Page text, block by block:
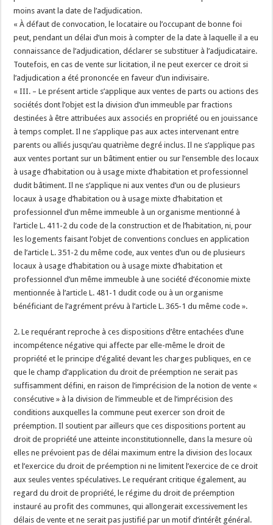
moins avant la date de l’adjudication.
« À défaut de convocation, le locataire ou l’occupant de bonne foi
peut, pendant un délai d’un mois à compter de la date à laquelle il a eu
connaissance de l’adjudication, déclarer se substituer à l’adjudicataire.
Toutefois, en cas de vente sur licitation, il ne peut exercer ce droit si
l’adjudication a été prononcée en faveur d’un indivisaire.
« III. – Le présent article s’applique aux ventes de parts ou actions des
sociétés dont l’objet est la division d’un immeuble par fractions
destinées à être attribuées aux associés en propriété ou en jouissance
à temps complet. Il ne s’applique pas aux actes intervenant entre
parents ou alliés jusqu’au quatrième degré inclus. Il ne s’applique pas
aux ventes portant sur un bâtiment entier ou sur l’ensemble des locaux
à usage d’habitation ou à usage mixte d’habitation et professionnel
dudit bâtiment. Il ne s’applique ni aux ventes d’un ou de plusieurs
locaux à usage d’habitation ou à usage mixte d’habitation et
professionnel d’un même immeuble à un organisme mentionné à
l’article L. 411-2 du code de la construction et de l’habitation, ni, pour
les logements faisant l’objet de conventions conclues en application
de l’article L. 351-2 du même code, aux ventes d’un ou de plusieurs
locaux à usage d’habitation ou à usage mixte d’habitation et
professionnel d’un même immeuble à une société d’économie mixte
mentionnée à l’article L. 481-1 dudit code ou à un organisme
bénéficiant de l’agrément prévu à l’article L. 365-1 du même code ».
2. Le requérant reproche à ces dispositions d’être entachées d’une
incompétence négative qui affecte par elle-même le droit de
propriété et le principe d’égalité devant les charges publiques, en ce
que le champ d’application du droit de préemption ne serait pas
suffisamment défini, en raison de l’imprécision de la notion de vente «
consécutive » à la division de l’immeuble et de l’imprécision des
conditions auxquelles la commune peut exercer son droit de
préemption. Il soutient par ailleurs que ces dispositions portent au
droit de propriété une atteinte inconstitutionnelle, dans la mesure où
elles ne prévoient pas de délai maximum entre la division des locaux
et l’exercice du droit de préemption ni ne limitent l’exercice de ce droit
aux seules ventes spéculatives. Le requérant critique également, au
regard du droit de propriété, le régime du droit de préemption
instauré au profit des communes, qui allongerait excessivement les
délais de vente et ne serait pas justifié par un motif d’intérêt général.